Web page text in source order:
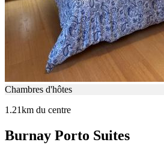
Chambres d'hôtes
1.21km du centre
Burnay Porto Suites